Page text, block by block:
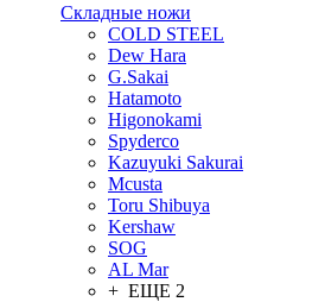
Складные ножи
COLD STEEL
Dew Hara
G.Sakai
Hatamoto
Higonokami
Spyderco
Kazuyuki Sakurai
Mcusta
Toru Shibuya
Kershaw
SOG
AL Mar
+ ЕЩЕ 2